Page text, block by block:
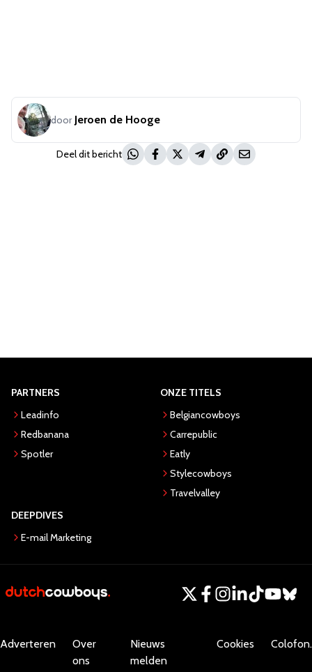
door Jeroen de Hooge
Deel dit bericht
PARTNERS
Leadinfo
Redbanana
Spotler
ONZE TITELS
Belgiancowboys
Carrepublic
Eatly
Stylecowboys
Travelvalley
DEEPDIVES
E-mail Marketing
Adverteren
Over
ons
Nieuws
melden
Cookies Colofon.